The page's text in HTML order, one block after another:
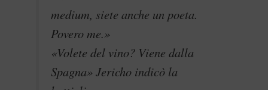
medium, siete anche un poeta.
Povero me.»
«Volete del vino? Viene dalla
Spagna» Jericho indicò la